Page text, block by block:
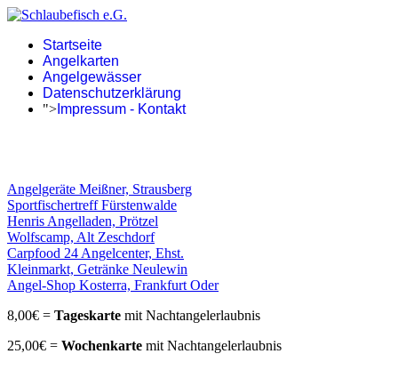
Startseite
Angelkarten
Angelgewässer
Datenschutzerklärung
"> Impressum - Kontakt
Angelgeräte Meißner, Strausberg
Sportfischertreff Fürstenwalde
Henris Angelladen, Prötzel
Wolfscamp, Alt Zeschdorf
Carpfood 24 Angelcenter, Ehst.
Kleinmarkt, Getränke Neulewin
Angel-Shop Kosterra, Frankfurt Oder
8,00€ = Tageskarte mit Nachtangelerlaubnis
25,00€ = Wochenkarte mit Nachtangelerlaubnis